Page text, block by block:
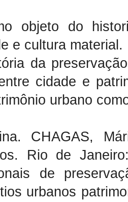
objeto do
e cultura
da
cidade e
urbano
CHAGAS,
Rio de
de
urbanos